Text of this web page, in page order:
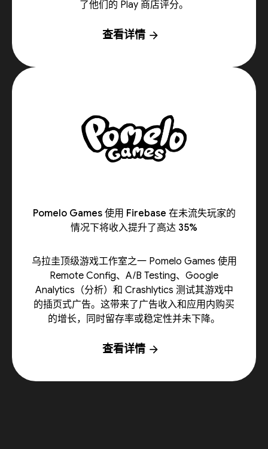
了他们的 Play 商店评分。
查看详情 arrow_forward
Pomelo Games 使用 Firebase 在未流失玩家的
情况下将收入提升了高达 35%
乌拉圭顶级游戏工作室之一 Pomelo Games 使用
Remote Config、A/B Testing、Google
Analytics（分析）和 Crashlytics 测试其游戏中
的插页式广告。这带来了广告收入和应用内购买
的增长，同时留存率或稳定性并未下降。
查看详情 arrow_forward